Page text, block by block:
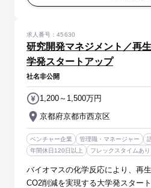
研究開発マネジメント／再
学発スタートアップ
求人番号：45630
社名非公開
京都府京都市西京区
1,200～1,500万円
ベンチャー企業 管理職・マネージャー
年間休日120日以上
フレックスタイムあり
バイオマスの化学反応により、再
CO2削減を実現する大学発スター